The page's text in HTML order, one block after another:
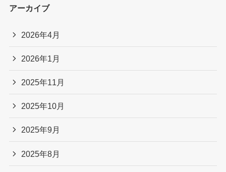
アーカイブ
2026年4月
2026年1月
2025年11月
2025年10月
2025年9月
2025年8月